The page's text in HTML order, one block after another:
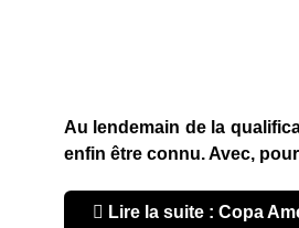
Au lendemain de la
enfin être connu. Avec,
Lire la suite : Copa